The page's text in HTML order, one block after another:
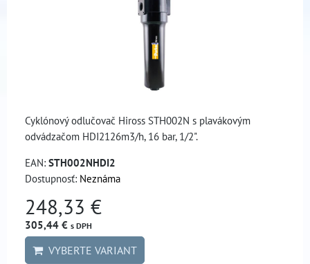
Cyklónový odlučovač Hiross STH002N s plavákovým
odvádzačom HDI2126m3/h, 16 bar, 1/2".
EAN: STH002NHDI2
Dostupnosť: Neznáma
248,33 €
305,44 € s DPH
VYBERTE VARIANT